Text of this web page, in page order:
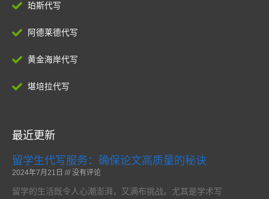
珀斯代写
阿德莱德代写
黄金海岸代写
堪培拉代写
最近更新
留学生代写服务：确保论文高质量的秘诀
2024年7月21日 没有评论
留学的生活既令人心潮澎湃，又满布挑战。尤其是学术写